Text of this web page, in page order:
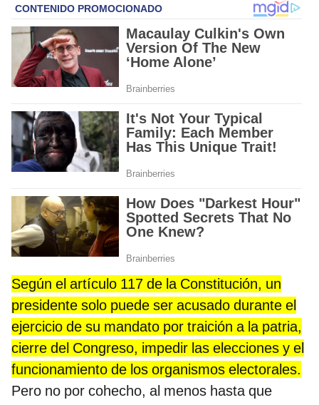
Según el artículo 117 de la Constitución, un
presidente solo puede ser acusado durante el
ejercicio de su mandato por traición a la patria,
cierre del Congreso, impedir las elecciones y el
funcionamiento de los organismos electorales.
Pero no por cohecho, al menos hasta que